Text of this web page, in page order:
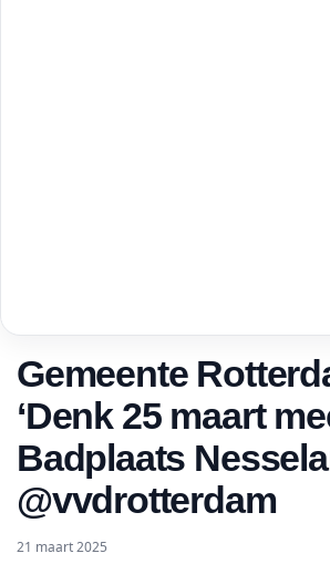
Gemeente
‘Denk 25 maart
Badplaats
@vvdrotterdam
21 maart 2025